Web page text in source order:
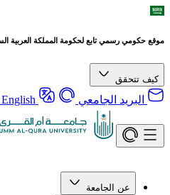
موقع حكومي رسمي تابع لحكومة المملكة العربية
كيف تتحقق
البريد الجامعي English
عن الجامعة